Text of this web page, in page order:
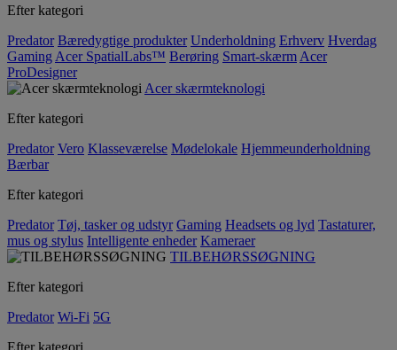
Efter kategori
Predator Bæredygtige produkter Underholdning Erhverv Hverdag
Gaming Acer SpatialLabs™ Berøring Smart-skærm Acer
ProDesigner
Acer skærmteknologi
Efter kategori
Predator Vero Klasseværelse Mødelokale Hjemmeunderholdning
Bærbar
Efter kategori
Predator Tøj, tasker og udstyr Gaming Headsets og lyd Tastaturer,
mus og stylus Intelligente enheder Kameraer
TILBEHØRSSØGNING
Efter kategori
Predator Wi-Fi 5G
Efter kategori